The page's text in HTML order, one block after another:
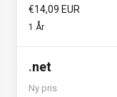
€14,09 EUR
1 År
.net
Ny pris